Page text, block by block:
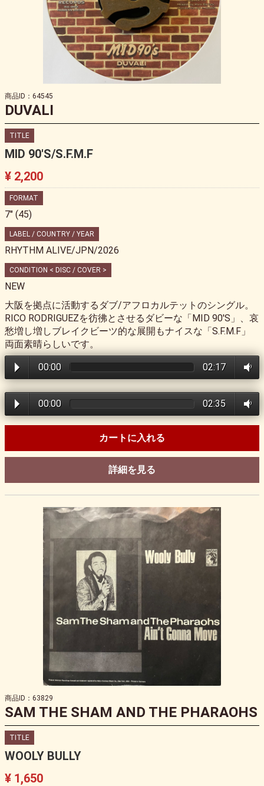
商品ID：64545
DUVALI
TITLE
MID 90'S/S.F.M.F
¥ 2,200
FORMAT
7" (45)
LABEL / COUNTRY / YEAR
RHYTHM ALIVE/JPN/2026
CONDITION < DISC / COVER >
NEW
大阪を拠点に活動するダブ/アフロカルテットのシングル。
RICO RODRIGUEZを彷彿とさせるダビーな「MID 90'S」、哀
愁増し増しブレイクビーツ的な展開もナイスな「S.F.M.F」
両面素晴らしいです。
00:00 02:17
00:00 02:35
カートに入れる
詳細を見る
商品ID：63829
SAM THE SHAM AND THE PHARAOHS
TITLE
WOOLY BULLY
¥ 1,650